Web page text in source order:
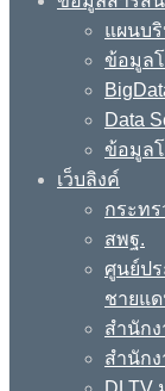
แผนบ
ข้อมูล
Data
ข้อมูลโ
เว็บลิงค์
กระท
สพฐ.
ศูนย์ป
ชายแ
สำนัก
สำนัก